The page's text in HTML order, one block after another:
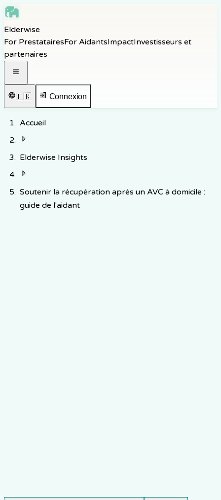
Skip to navigation
Skip to footer
Elderwise
For PrestatairesFor AidantsImpactInvestisseurs et
partenaires
🇫🇷 Connexion
Accueil
Elderwise Insights
Soutenir la récupération après un AVC à domicile :
guide de l'aidant